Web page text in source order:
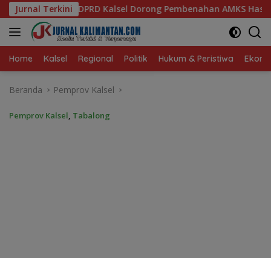
Langsung
ke
konten
Jurnal Terkini
Pembenahan AMKS Hasanuddin Ketua TP PKK
Home Kalsel Regional Politik Hukum & Peristiwa
Beranda Pemprov Kalsel
Pemprov Kalsel, Tabalong